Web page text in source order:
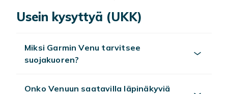
Usein kysyttyä (UKK)
Miksi Garmin Venu tarvitsee
suojakuoren?
Onko Venuun saatavilla läpinäkyviä